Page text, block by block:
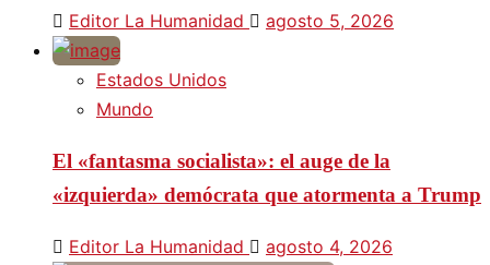
Editor La Humanidad agosto 5, 2026
Estados Unidos
Mundo
El «fantasma socialista»: el auge de la
«izquierda» demócrata que atormenta a Trump
Editor La Humanidad agosto 4, 2026